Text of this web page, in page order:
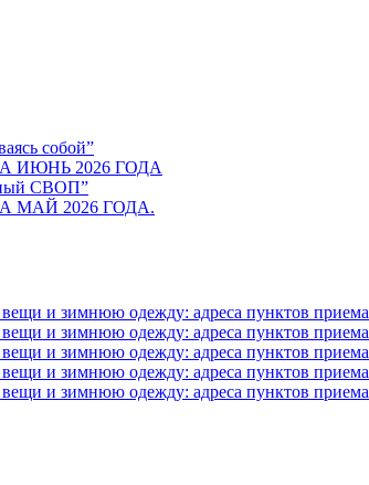
собой”
ИЮНЬ 2026 ГОДА
СВОП”
МАЙ 2026 ГОДА.
и зимнюю одежду: адреса пунктов приема
и зимнюю одежду: адреса пунктов приема
и зимнюю одежду: адреса пунктов приема
и зимнюю одежду: адреса пунктов приема
и зимнюю одежду: адреса пунктов приема